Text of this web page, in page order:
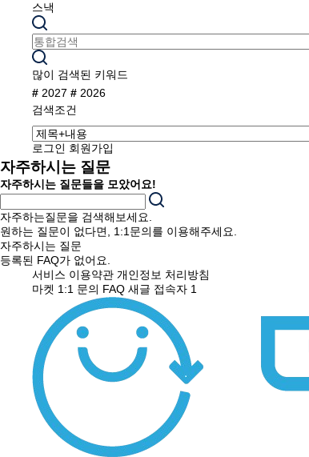
스낵
많이 검색된 키워드
# 2027 # 2026
검색조건
로그인 회원가입
자주하시는 질문
자주하시는 질문들을 모았어요!
자주하는질문을 검색해보세요.
원하는 질문이 없다면, 1:1문의를 이용해주세요.
자주하시는 질문
등록된 FAQ가 없어요.
서비스 이용약관 개인정보 처리방침
마켓 1:1 문의 FAQ 새글 접속자 1